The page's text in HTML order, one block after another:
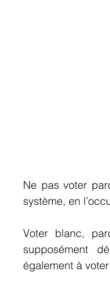
Ne pas voter
système, en
Voter blanc,
supposément
également à